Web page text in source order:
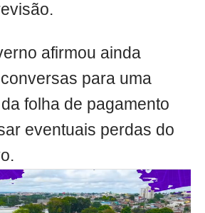
afirmou ainda
para uma
folha de pagamento
eventuais perdas do